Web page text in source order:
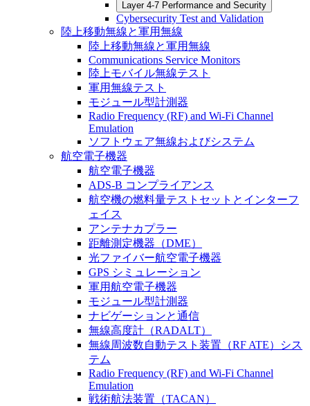
Layer 4-7 Performance and Security
Cybersecurity Test and Validation
陸上移動無線と軍用無線
陸上移動無線と軍用無線
Communications Service Monitors
陸上モバイル無線テスト
軍用無線テスト
モジュール型計測器
Radio Frequency (RF) and Wi-Fi Channel
Emulation
ソフトウェア無線およびシステム
航空電子機器
航空電子機器
ADS-B コンプライアンス
航空機の燃料量テストセットとインターフ
ェイス
アンテナカプラー
距離測定機器（DME）
光ファイバー航空電子機器
GPS シミュレーション
軍用航空電子機器
モジュール型計測器
ナビゲーションと通信
無線高度計（RADALT）
無線周波数自動テスト装置（RF ATE）シス
テム
Radio Frequency (RF) and Wi-Fi Channel
Emulation
戦術航法装置（TACAN）